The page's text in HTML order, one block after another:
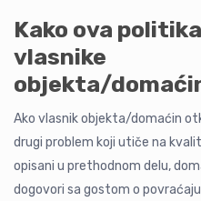
Kako ova
vlasnike
objekta/
Ako vlasnik objekta/domaćin
drugi problem koji utiče na
opisani u prethodnom delu,
dogovori sa gostom o